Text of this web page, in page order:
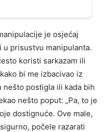
je osjećaj
prisustvu manipulanta.
koristi sarkazam ili
bi me izbacivao iz
nešto postigla ili kada bih
nešto poput: „Pa, to je
dostignuće. Ove male,
počele razarati